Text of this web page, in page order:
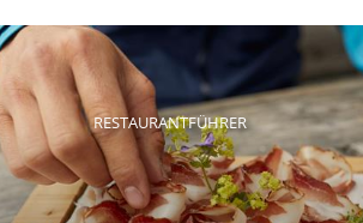
RESTAURANTFÜHRER